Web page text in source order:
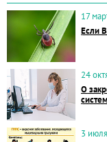
17
Если
24
О
3